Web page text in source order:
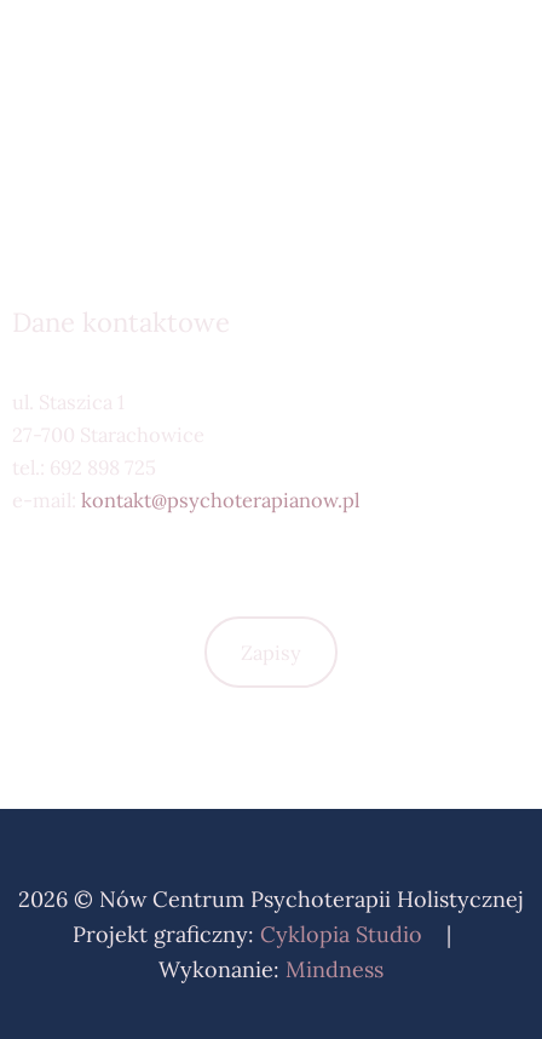
Dane kontaktowe
ul. Staszica 1
27-700 Starachowice
tel.: 692 898 725
e-mail: kontakt@psychoterapianow.pl
Zapisy
2026 © Nów Centrum Psychoterapii Holistycznej
Projekt graficzny: Cyklopia Studio |
Wykonanie: Mindness